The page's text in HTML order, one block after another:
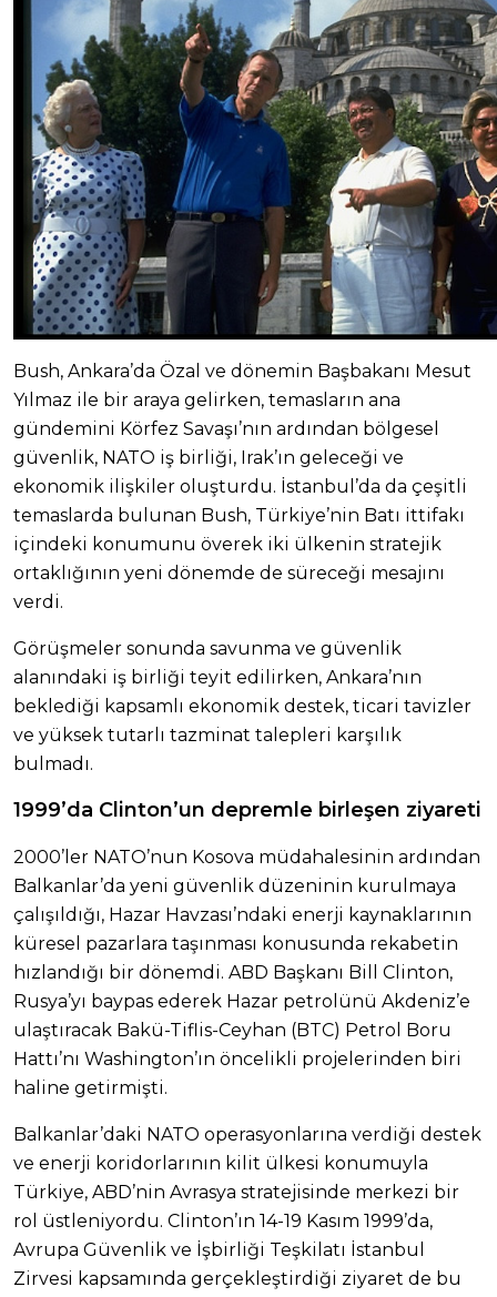
Bush, Ankara’da Özal ve dönemin Başbakanı Mesut
Yılmaz ile bir araya gelirken, temasların ana
gündemini Körfez Savaşı’nın ardından bölgesel
güvenlik, NATO iş birliği, Irak’ın geleceği ve
ekonomik ilişkiler oluşturdu. İstanbul’da da çeşitli
temaslarda bulunan Bush, Türkiye’nin Batı ittifakı
içindeki konumunu överek iki ülkenin stratejik
ortaklığının yeni dönemde de süreceği mesajını
verdi.
Görüşmeler sonunda savunma ve güvenlik
alanındaki iş birliği teyit edilirken, Ankara’nın
beklediği kapsamlı ekonomik destek, ticari tavizler
ve yüksek tutarlı tazminat talepleri karşılık
bulmadı.
1999’da Clinton’un depremle birleşen ziyareti
2000’ler NATO’nun Kosova müdahalesinin ardından
Balkanlar’da yeni güvenlik düzeninin kurulmaya
çalışıldığı, Hazar Havzası’ndaki enerji kaynaklarının
küresel pazarlara taşınması konusunda rekabetin
hızlandığı bir dönemdi. ABD Başkanı Bill Clinton,
Rusya’yı baypas ederek Hazar petrolünü Akdeniz’e
ulaştıracak Bakü-Tiflis-Ceyhan (BTC) Petrol Boru
Hattı’nı Washington’ın öncelikli projelerinden biri
haline getirmişti.
Balkanlar’daki NATO operasyonlarına verdiği destek
ve enerji koridorlarının kilit ülkesi konumuyla
Türkiye, ABD’nin Avrasya stratejisinde merkezi bir
rol üstleniyordu. Clinton’ın 14-19 Kasım 1999’da,
Avrupa Güvenlik ve İşbirliği Teşkilatı İstanbul
Zirvesi kapsamında gerçekleştirdiği ziyaret de bu